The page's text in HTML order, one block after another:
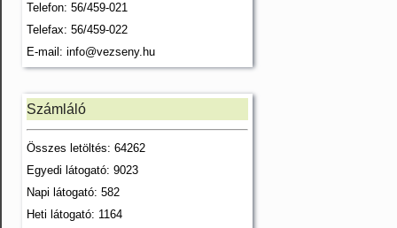
Telefon: 56/459-021
Telefax: 56/459-022
E-mail: info@vezseny.hu
Számláló
Összes letöltés: 64262
Egyedi látogató: 9023
Napi látogató: 582
Heti látogató: 1164